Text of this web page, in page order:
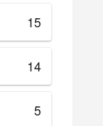
15
14
5